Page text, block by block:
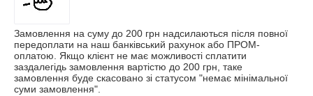
Замовлення на суму до 200 грн надсилаються після повної
передоплати на наш банківський рахунок або ПРОМ-
оплатою. Якщо клієнт не має можливості сплатити
заздалегідь замовлення вартістю до 200 грн, таке
замовлення буде скасовано зі статусом "немає мінімальної
суми замовлення".